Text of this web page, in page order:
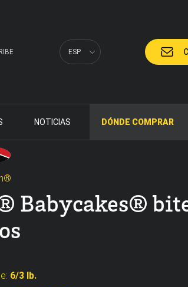
ESP
NOTICIAS DÓNDE COMPRAR
Babycakes®
6/3 lb.